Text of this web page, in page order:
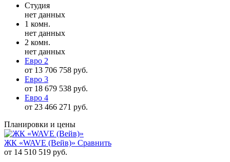
Студия
нет данных
1 комн.
нет данных
2 комн.
нет данных
Евро 2
от 13 706 758 руб.
Евро 3
от 18 679 538 руб.
Евро 4
от 23 466 271 руб.
Планировки и цены
ЖК «WAVE (Вейв)» Сравнить
от 14 510 519 руб.